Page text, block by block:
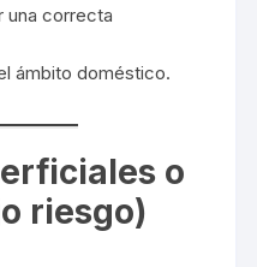
una correcta
ámbito doméstico.
o
riesgo)